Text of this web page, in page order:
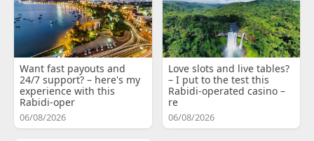
Want fast payouts and
24/7 support? – here's my
experience with this
Rabidi-oper
06/08/2026
Love slots and live tables?
– I put to the test this
Rabidi-operated casino –
re
06/08/2026